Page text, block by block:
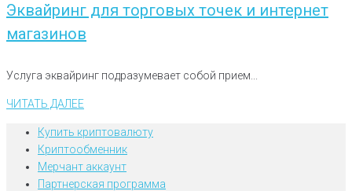
Эквайринг для торговых точек и интернет
магазинов
Услуга эквайринг подразумевает собой прием...
ЧИТАТЬ ДАЛЕЕ
Купить криптовалюту
Криптообменник
Мерчант аккаунт
Партнерская программа